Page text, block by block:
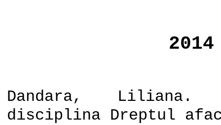
2014
Dandara, Liliana.
disciplina Dreptul